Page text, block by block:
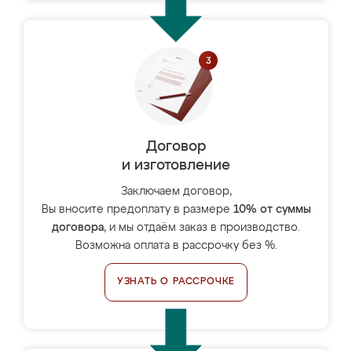
Договор
и изготовление
Заключаем договор,
Вы вносите предоплату в размере 10% от суммы
договора, и мы отдаём заказ в производство.
Возможна оплата в рассрочку без %.
УЗНАТЬ О РАССРОЧКЕ